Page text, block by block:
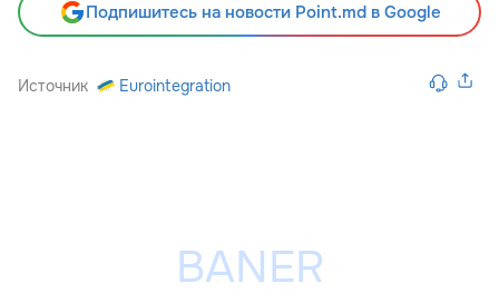
Подпишитесь на новости Point.md в Google
Источник Eurointegration